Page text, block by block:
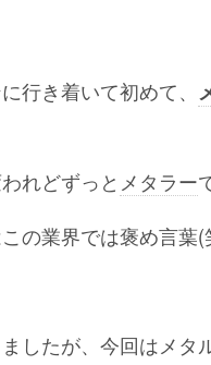
行き着いて初めて、
れどずっと メタラー
の業界では褒め言葉(
したが、今回はメタ